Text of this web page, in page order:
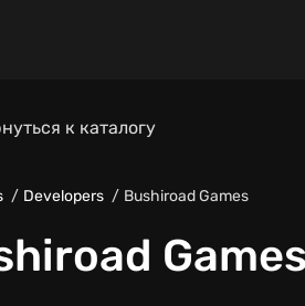
к каталогу
Developers Bushiroad Games